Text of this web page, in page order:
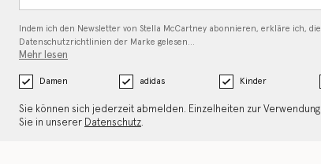
Indem ich den Newsletter von Stella McCartney abonnieren, erkläre ich, die
Datenschutzrichtlinien der Marke gelesen…
Mehr lesen
Damen adidas Kinder
Sie können sich jederzeit abmelden. Einzelheiten zur
Sie in unserer Datenschutz.